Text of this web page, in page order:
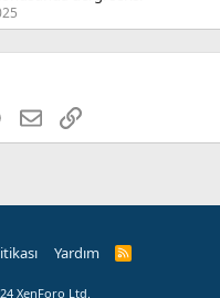
WhatsApp
E-postaLink
Yardım
R
XenForo Ltd.